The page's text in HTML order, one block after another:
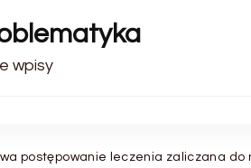
wpisy
postępowanie leczenia zaliczana do